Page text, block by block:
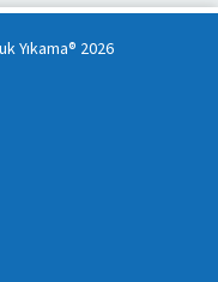
Yıkama® 2026